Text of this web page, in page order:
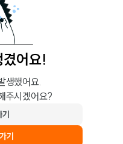
어요!
생했어요.
주시겠어요?
기
기